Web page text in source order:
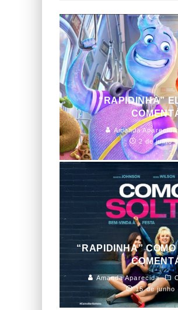
“RAPIDINHA”
Amanda Aparecida
2 de julho
“RAPIDINHA”
Amanda Aparecida
15 de junho